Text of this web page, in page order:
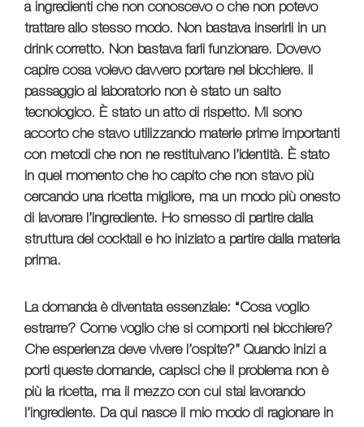
a ingredienti che non conoscevo o che non potevo
trattare allo stesso modo. Non bastava inserirli in un
drink corretto. Non bastava farli funzionare. Dovevo
capire cosa volevo davvero portare nel bicchiere. Il
passaggio al laboratorio non è stato un salto
tecnologico. È stato un atto di rispetto. Mi sono
accorto che stavo utilizzando materie prime importanti
con metodi che non ne restituivano l’identità. È stato
in quel momento che ho capito che non stavo più
cercando una ricetta migliore, ma un modo più onesto
di lavorare l’ingrediente. Ho smesso di partire dalla
struttura del cocktail e ho iniziato a partire dalla materia
prima.
La domanda è diventata essenziale: “Cosa voglio
estrarre? Come voglio che si comporti nel bicchiere?
Che esperienza deve vivere l’ospite?” Quando inizi a
porti queste domande, capisci che il problema non è
più la ricetta, ma il mezzo con cui stai lavorando
l’ingrediente. Da qui nasce il mio modo di ragionare in